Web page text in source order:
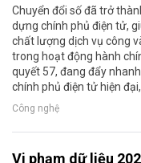
Chuyển đổi số đã trở
dựng chính phủ điện tử,
chất lượng dịch vụ công
trong hoạt động hành
quyết 57, đang đẩy
chính phủ điện tử hiện
Công nghệ
Vi phạm dữ liệu